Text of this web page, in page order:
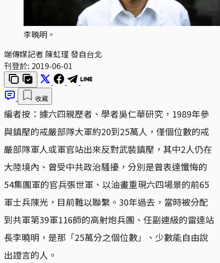
李曉明。
端傳媒記者 陳虹瑾 發自台北
刊登於: 2019-06-01
收藏
編者按：據六四親歷者、學者吳仁華研究，1989年參
與鎮壓的戒嚴部隊大軍約20到25萬人，僅個位數的戒
嚴部隊軍人或軍官站出來反對武裝鎮壓，其中2人仍在
大陸境內、曾受中共政治騷擾，分別是曾表達懺悔的
54集團軍的官兵張世軍、以油畫重現六四場景的前65
軍士兵陳光，目前難以聯繫。30年過去，當時被分配
到共軍第39軍116師的高射炮兵團、任副連級的雷達站
長李曉明，是那「25萬分之個位數」、少數能自由說
出證言的人。